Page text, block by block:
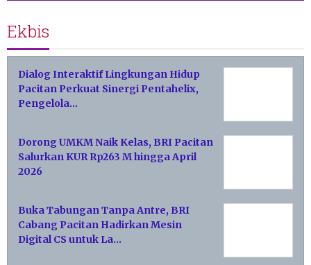
Ekbis
Dialog Interaktif Lingkungan Hidup
Pacitan Perkuat Sinergi Pentahelix,
Pengelola…
Dorong UMKM Naik Kelas, BRI Pacitan
Salurkan KUR Rp263 M hingga April
2026
Buka Tabungan Tanpa Antre, BRI
Cabang Pacitan Hadirkan Mesin
Digital CS untuk La…